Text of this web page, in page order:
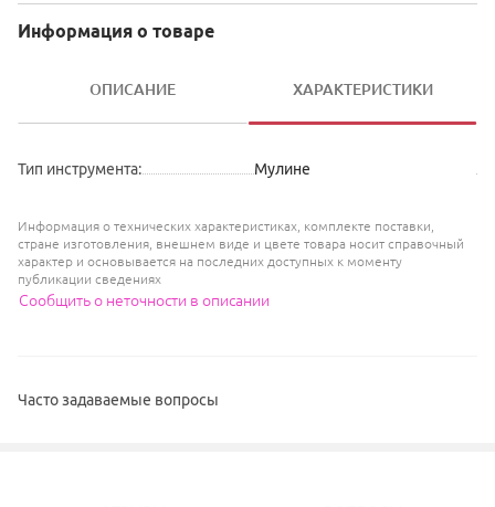
Информация о товаре
ОПИСАНИЕ ХАРАКТЕРИСТИКИ
Тип инструмента: Мулине
Информация о технических характеристиках, комплекте поставки,
стране изготовления, внешнем виде и цвете товара носит справочный
характер и основывается на последних доступных к моменту
публикации сведениях
Сообщить о неточности в описании
Часто задаваемые вопросы